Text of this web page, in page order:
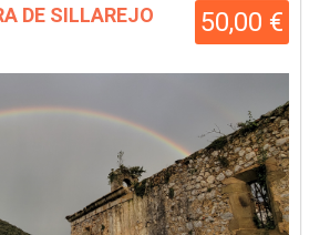
50,00 €
DE SILLAREJO